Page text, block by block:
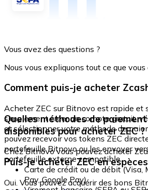
Vous avez des questions ?
Nous vous expliquons tout ce que
Comment puis-je acheter
Acheter ZEC sur Bitnovo est rapide et
simplement créer un compte gratuit,
et sélectionner votre méthode de
pouvez recevoir vos tokens ZEC
portefeuille Bitnovo ou les envoyer
portefeuille externe compatible.
Quelles méthodes de
disponibles pour acheter ZEC ?
Chez Bitnovo vous pouvez acheter
Carte de crédit ou de débit (Visa,
Pay, Google Pay)
Puis-je acheter ZEC en
Oui. Vous pouvez acquérir des bons